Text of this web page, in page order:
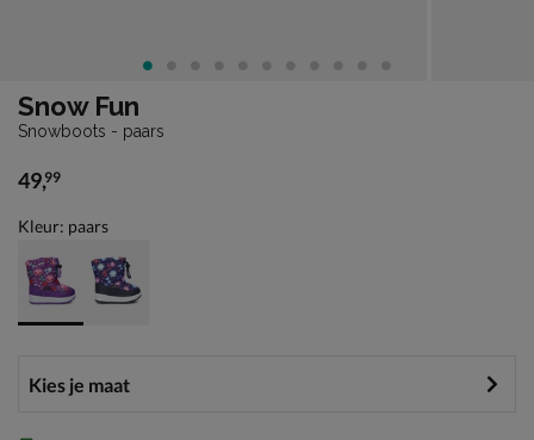
Snow Fun
Snowboots - paars
€ 49,99
49,99
Kleur: paars